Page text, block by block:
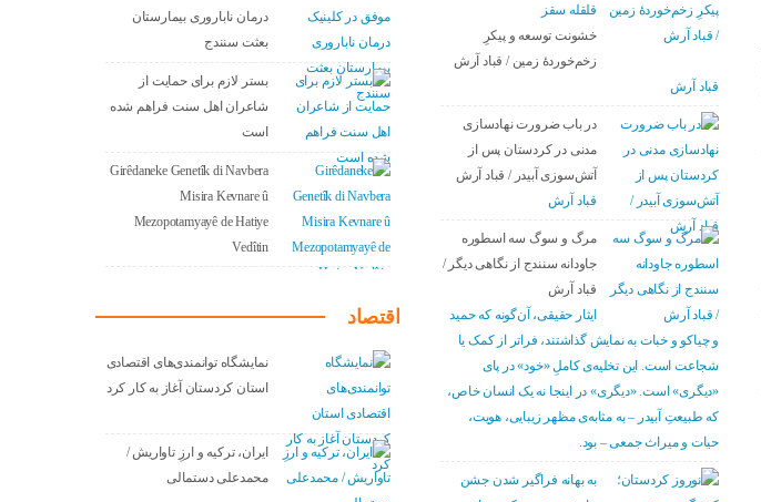
قلقله سقز
خشونت توسعه و پیکرِ
زخم‌خوردهٔ زمین / قباد آرش
قباد آرش
در باب ضرورت نهادسازی
مدنی در کردستان پس از
آتش‌سوزی آبیدر / قباد آرش
قباد آرش
مرگ و سوگ سه اسطوره
جاودانه سنندج از نگاهی دیگر /
قباد آرش
ایثار حقیقی، آن‌گونه که حمید
و چیاکو و خبات به نمایش گذاشتند، فراتر از کمک یا
شجاعت است. این تخلیه‌ی کاملِ «خود» در پای
«دیگری» است. «دیگری» در اینجا نه یک انسان خاص،
که طبیعتِ آبیدر – به مثابه‌ی مظهر زیبایی، هویت،
حیات و میراث جمعی – بود.
به بهانه فراگیر شدن جشن
درمان ناباروری بیمارستان
بعثت سنندج
بستر لازم برای حمایت از
شاعران اهل سنت فراهم شده
است
Girêdaneke Genetîk di Navbera
Misira Kevnare û
Mezopotamyayê de Hatiye
Vedîtin
اقتصاد
نمایشگاه توانمندی‌های اقتصادی
استان کردستان آغاز به کار کرد
ایران، ترکیه و ارزِ تاواریش /
محمدعلی دستمالی